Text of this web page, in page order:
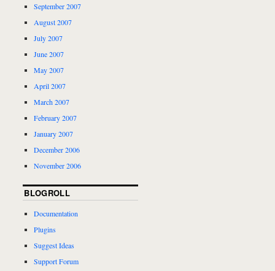
September 2007
August 2007
July 2007
June 2007
May 2007
April 2007
March 2007
February 2007
January 2007
December 2006
November 2006
BLOGROLL
Documentation
Plugins
Suggest Ideas
Support Forum